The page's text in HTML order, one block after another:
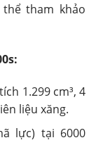
tham khảo
1.299 cm³, 4
liệu xăng.
lực) tại 6000